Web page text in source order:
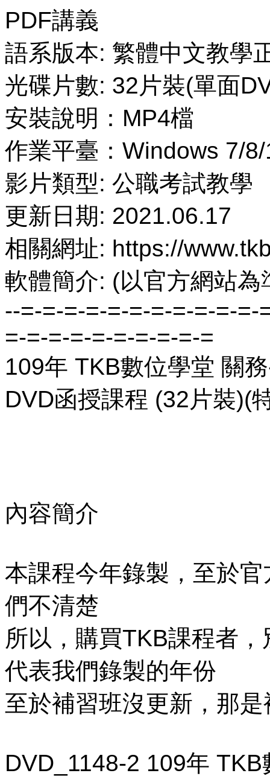
PDF講義
語系版本: 繁體中文教學
光碟片數: 32片裝(單面
安裝說明：MP4檔
作業平臺：Windows 7/
影片類型: 公職考試教學
更新日期: 2021.06.17
相關網址: https://
軟體簡介: (以官方網站為
--=-=-=-=-=-=-=-=-=-=-
=-=-=-=-=-=-=-=-=-=
109年 TKB數位學堂 關
DVD函授課程 (32片裝)(
內容簡介
本課程今年錄製，至於
們不清楚
所以，購買TKB課程者
代表我們錄製的年份
至於補習班沒更新，那
DVD_1148-2 109年